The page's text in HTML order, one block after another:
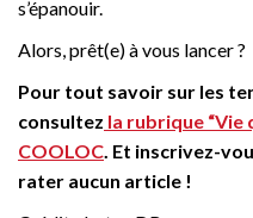
s’épanouir.
Alors, prêt(e) à vous lancer ?
Pour tout savoir sur les
consultez la rubrique “Vie
COOLOC. Et inscrivez-
rater aucun article !